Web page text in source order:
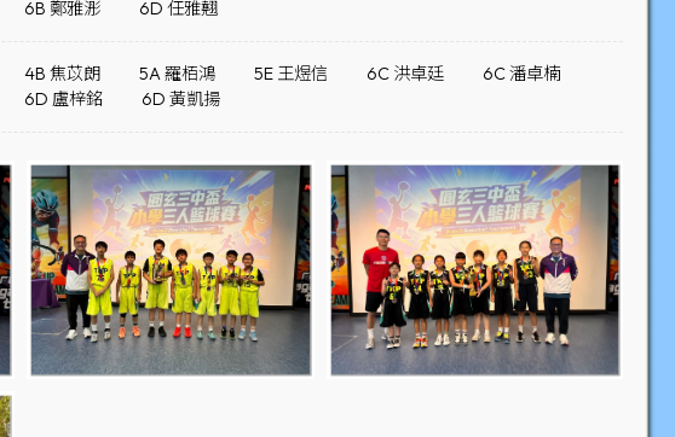
6B 鄭雅浵
6D 任雅翹
4B 焦苡朗 5A 羅栢鴻 5E 王煜信 6C 洪卓廷
6C 潘卓楠
6D 盧梓銘
6D 黃凱揚